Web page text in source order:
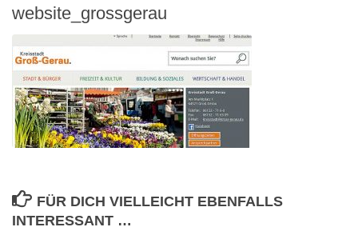
website_grossgerau
FÜR DICH VIELLEICHT EBENFALLS
INTERESSANT …